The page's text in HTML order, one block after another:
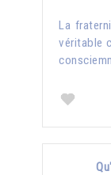
La
véritable